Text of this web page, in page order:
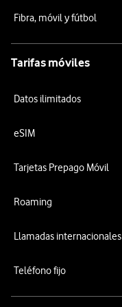
Fibra, móvil y fútbol
Tarifas móviles
Datos ilimitados
eSIM
Tarjetas Prepago Móvil
Roaming
Llamadas internacionales
Teléfono fijo